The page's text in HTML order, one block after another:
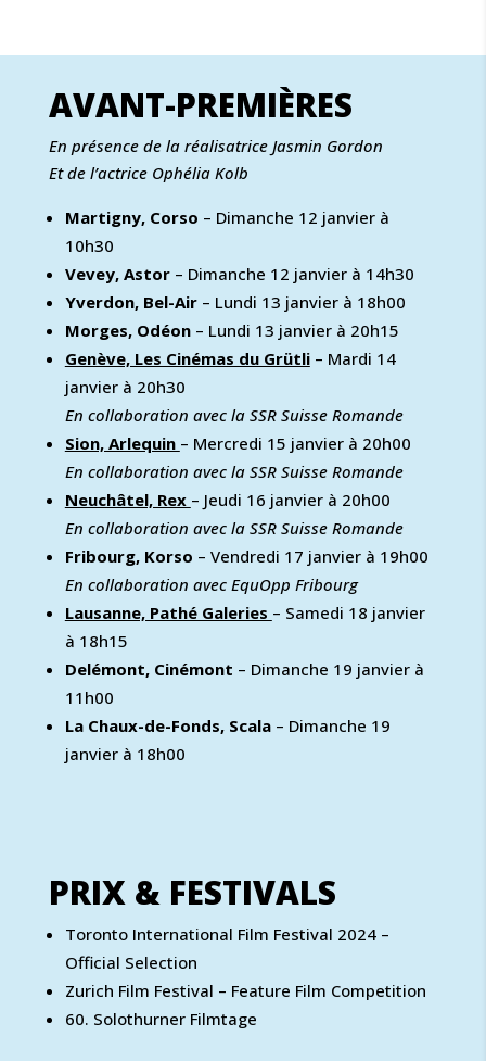
AVANT-PREMIÈRES
En présence de la réalisatrice Jasmin Gordon
Et de l’actrice Ophélia Kolb
Martigny, Corso – Dimanche 12 janvier à
10h30
Vevey, Astor – Dimanche 12 janvier à 14h30
Yverdon, Bel-Air – Lundi 13 janvier à 18h00
Morges, Odéon – Lundi 13 janvier à 20h15
Genève, Les Cinémas du Grütli – Mardi 14
janvier à 20h30
En collaboration avec la SSR Suisse Romande
Sion, Arlequin – Mercredi 15 janvier à 20h00
En collaboration avec la SSR Suisse Romande
Neuchâtel, Rex – Jeudi 16 janvier à 20h00
En collaboration avec la SSR Suisse Romande
Fribourg, Korso – Vendredi 17 janvier à 19h00
En collaboration avec EquOpp Fribourg
Lausanne, Pathé Galeries – Samedi 18 janvier
à 18h15
Delémont, Cinémont – Dimanche 19 janvier à
11h00
La Chaux-de-Fonds, Scala – Dimanche 19
janvier à 18h00
PRIX & FESTIVALS
Toronto International Film Festival 2024 –
Official Selection
Zurich Film Festival – Feature Film Competition
60. Solothurner Filmtage